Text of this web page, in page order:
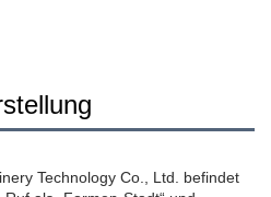
Technology Co., Ltd. befindet